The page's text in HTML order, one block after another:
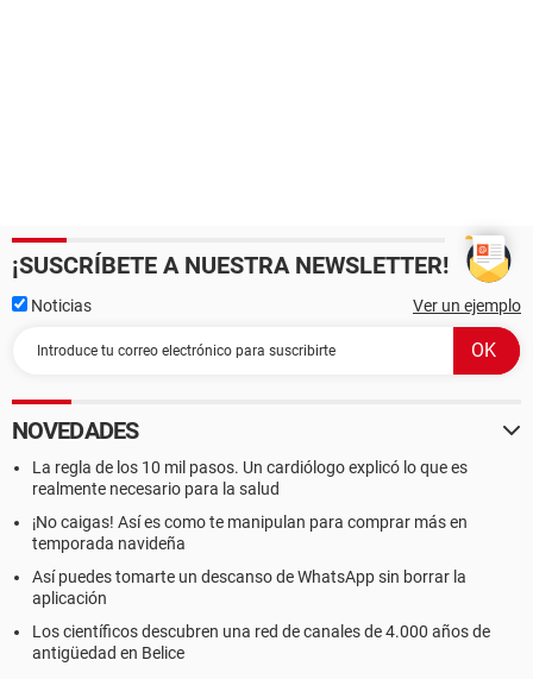
¡SUSCRÍBETE A NUESTRA NEWSLETTER!
Noticias Ver un ejemplo
NOVEDADES
La regla de los 10 mil pasos. Un cardiólogo explicó lo que es
realmente necesario para la salud
¡No caigas! Así es como te manipulan para comprar más en
temporada navideña
Así puedes tomarte un descanso de WhatsApp sin borrar la
aplicación
Los científicos descubren una red de canales de 4.000 años de
antigüedad en Belice